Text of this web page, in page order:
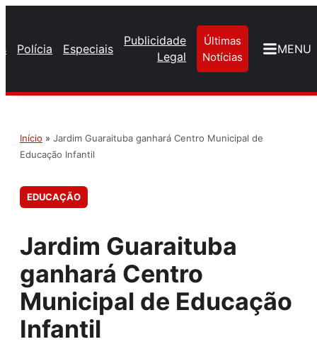
Polícia Especiais
Publicidade
Legal
Últimas
Notícias
MENU
Início » Jardim Guaraituba ganhará Centro Municipal de
Educação Infantil
EDUCAÇÃO
Jardim Guaraituba
ganhará Centro
Municipal de Educação
Infantil